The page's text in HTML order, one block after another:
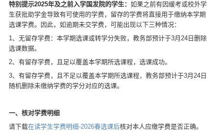
特别提示2025年及之前入学国发院的学生： 如果之前有因缓考或校外学
生获批助学金导致有可使用的学费，留存的学费将直接用于缴纳本学期
选课学费。因此，如逾期未交学费，可能出现以下三种情况：
1 、无留存学费：本学期选课或转学分失败，教务部预计于3月 24日删除
选课数据。
2、有留存学费，且足以覆盖本学期所选课程，选课成功。
3、有留存学费，且不足以覆盖本学期所选课程，教务部预计于3月 24日
随机删除未缴纳学费的学分对应的选课。
一、核对学费明细
请下载在读学生学费明细-2026春选课后核对本人应缴学费是否正确。